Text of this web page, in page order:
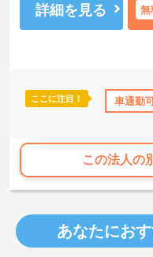
手当・補助 託児所・育児補
まごころのこもったケアで
育児休暇の取得実績も多数
ご興味のある方は面接ポイ
にご相談ください。
詳細を見る 無
ここに注目！ 車通勤
この法人の
あなたにお